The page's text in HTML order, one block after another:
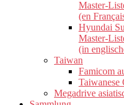
Master-
(en
Hyundai
Master-
(in
Taiwan
Famicom
Taiwanese
Megadrive